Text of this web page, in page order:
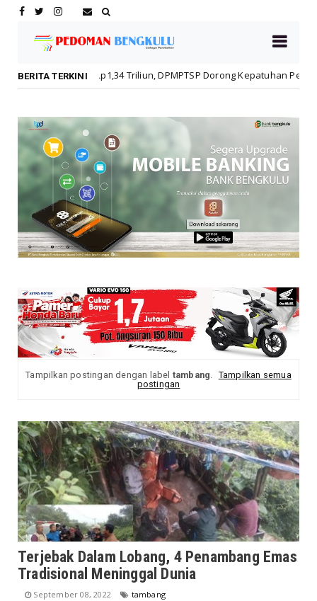
BERITA TERKINI
Triliun, DPMPTSP Dorong Kepatuhan Pelaku Usaha Daerah
Tampilkan postingan dengan label tambang. Tampilkan semua
postingan
Terjebak Dalam Lobang, 4 Penambang Emas
Tradisional Meninggal Dunia
September 08, 2022 tambang